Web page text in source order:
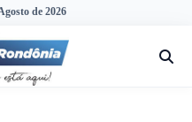
de 2026